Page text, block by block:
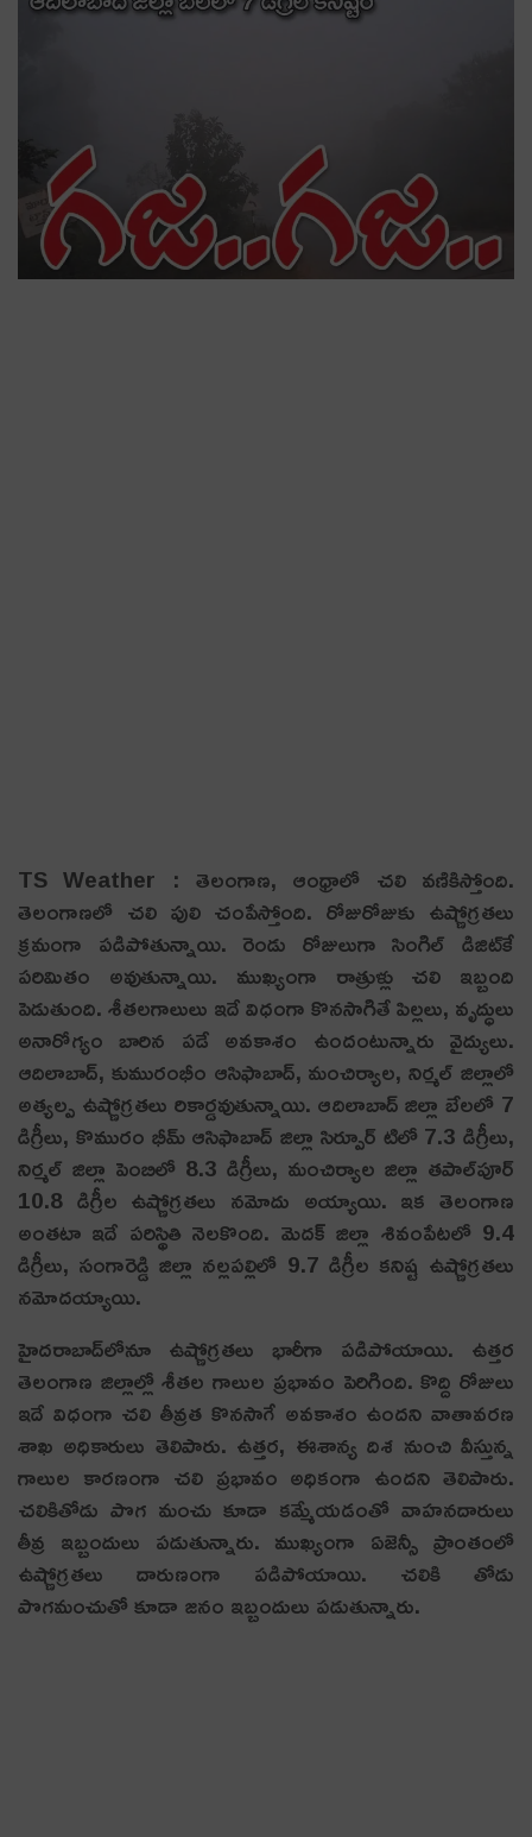
TS Weather : తెలంగాణ‌, ఆంధ్రాలో చ‌లి వ‌ణికిస్తోంది.
తెలంగాణలో చలి పులి చంపేస్తోంది. రోజురోజుకు ఉష్ణోగ్రతలు
క్రమంగా పడిపోతున్నాయి. రెండు రోజులుగా సింగిల్ డిజిట్‌కే
ప‌రిమితం అవుతున్నాయి. ముఖ్యంగా రాత్రుళ్లు చలి ఇబ్బంది
పెడుతుంది. శీతలగాలులు ఇదే విధంగా కొనసాగితే పిల్లలు, వృద్ధులు
అనారోగ్యం బారిన పడే అవకాశం ఉందంటున్నారు వైద్యులు.
ఆదిలాబాద్‌, కుమురంభీం ఆసిఫాబాద్, మంచిర్యాల, నిర్మ‌ల్ జిల్లాలో
అత్యల్ప ఉష్ణోగ్రతలు రికార్డవుతున్నాయి. ఆదిలాబాద్ జిల్లా బేల‌లో 7
డిగ్రీలు, కొమురం భీమ్ ఆసిఫాబాద్ జిల్లా సిర్పూర్ టిలో 7.3 డిగ్రీలు,
నిర్మ‌ల్ జిల్లా పెంబిలో 8.3 డిగ్రీలు, మంచిర్యాల జిల్లా త‌పాల్‌పూర్
10.8 డిగ్రీల ఉష్ణోగ్ర‌త‌లు న‌మోదు అయ్యాయి. ఇక తెలంగాణ
అంత‌టా ఇదే ప‌రిస్థితి నెల‌కొంది. మెద‌క్ జిల్లా శివంపేట‌లో 9.4
డిగ్రీలు, సంగారెడ్డి జిల్లా న‌ల్ల‌ప‌ల్లిలో 9.7 డిగ్రీల క‌నిష్ట ఉష్ణోగ్ర‌త‌లు
న‌మోద‌య్యాయి.
హైదరాబాద్‌లోనూ ఉష్ణోగ్రతలు భారీగా పడిపోయాయి. ఉత్తర
తెలంగాణ జిల్లాల్లో శీతల గాలుల ప్రభావం పెరిగింది. కొద్ది రోజులు
ఇదే విధంగా చలి తీవ్రత కొనసాగే అవకాశం ఉందని వాతావరణ
శాఖ అధికారులు తెలిపారు. ఉత్తర, ఈశాన్య దిశ నుంచి వీస్తున్న
గాలుల కారణంగా చలి ప్రభావం అధికంగా ఉందని తెలిపారు.
చలికితోడు పొగ మంచు కూడా కమ్మేయడంతో వాహనదారులు
తీవ్ర ఇబ్బందులు పడుతున్నారు. ముఖ్యంగా ఏజెన్సీ ప్రాంతంలో
ఉష్ణోగ్రతలు దారుణంగా పడిపోయాయి. చ‌లికి తోడు
పొగ‌మంచుతో కూడా జ‌నం ఇబ్బందులు ప‌డుతున్నారు.